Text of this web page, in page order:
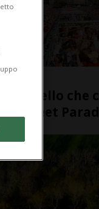
quello che
Street